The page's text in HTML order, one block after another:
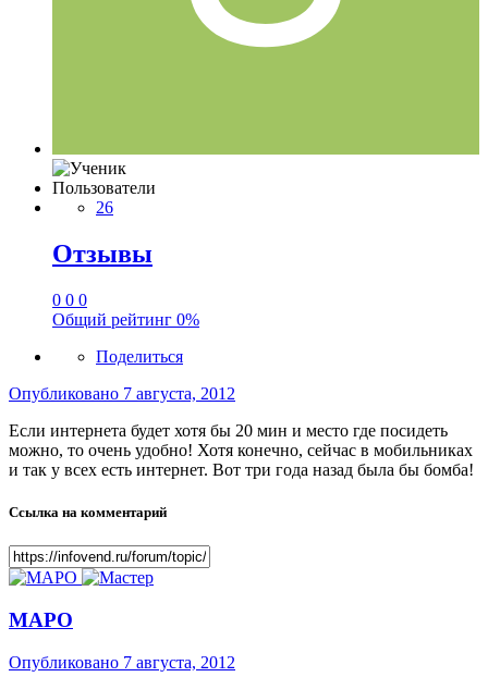
Пользователи
26
Отзывы
0 0 0
Общий рейтинг 0%
Поделиться
Опубликовано 7 августа, 2012
Если интернета будет хотя бы 20 мин и место где посидеть
можно, то очень удобно! Хотя конечно, сейчас в мобильниках
и так у всех есть интернет. Вот три года назад была бы бомба!
Ссылка на комментарий
МАРО
Опубликовано 7 августа, 2012